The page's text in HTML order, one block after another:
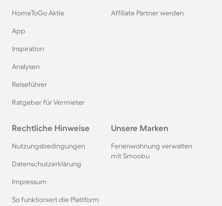
Ferienhäuser & Ferienwohnung mit Hund am
Ferienhäuser & Ferienwohnung mit Hund an der
Nordsee
Ferienhäuser & Ferienwohnung mit Hund im
Allgäu
Fehmarn
HomeToGo Aktie
App
Inspiration
Analysen
Reiseführer
Ratgeber für Vermieter
Affiliate Partner werden
Rechtliche Hinweise
Nutzungsbedingungen
Datenschutzerklärung
Impressum
So funktioniert die Plattform
Unsere Marken
Ferienwohnung verwalten
mit Smoobu